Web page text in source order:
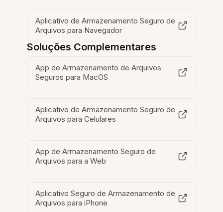
Aplicativo de Armazenamento Seguro de
Arquivos para Navegador
Soluções Complementares
App de Armazenamento de Arquivos
Seguros para MacOS
Aplicativo de Armazenamento Seguro de
Arquivos para Celulares
App de Armazenamento Seguro de
Arquivos para a Web
Aplicativo Seguro de Armazenamento de
Arquivos para iPhone